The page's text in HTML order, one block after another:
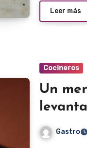
Leer más
Cocineros
Un
Gastro